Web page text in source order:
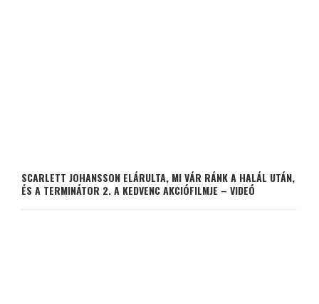
SCARLETT JOHANSSON ELÁRULTA, MI VÁR RÁNK A HALÁL UTÁN,
ÉS A TERMINÁTOR 2. A KEDVENC AKCIÓFILMJE – VIDEÓ